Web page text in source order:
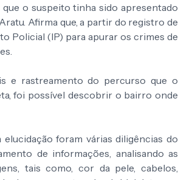
o suspeito tinha sido apresentado
Afirma que, a partir do registro de
Policial (IP) para apurar os crimes de
e rastreamento do percurso que o
foi possível descobrir o bairro onde
foram várias diligências do
de informações, analisando as
tais como, cor da pele, cabelos,